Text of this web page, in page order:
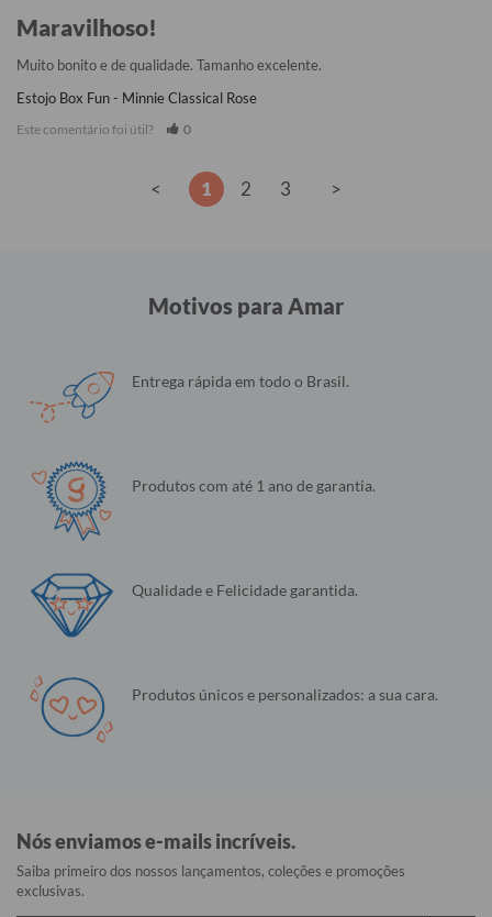
Maravilhoso!
Muito bonito e de qualidade. Tamanho excelente.
Estojo Box Fun - Minnie Classical Rose
Este comentário foi útil? 0
< 1 2 3 >
Motivos para Amar
Entrega rápida em todo o Brasil.
Produtos com até 1 ano de garantia.
Qualidade e Felicidade garantida.
Produtos únicos e personalizados: a sua cara.
Nós enviamos e-mails incríveis.
Saiba primeiro dos nossos lançamentos, coleções e promoções
exclusivas.